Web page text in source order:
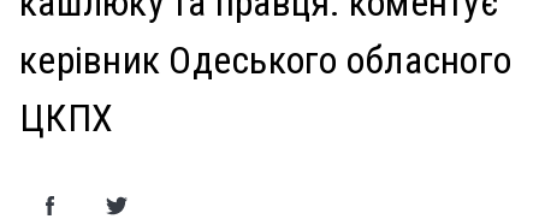
керівник Одеського обласного
ЦКПХ